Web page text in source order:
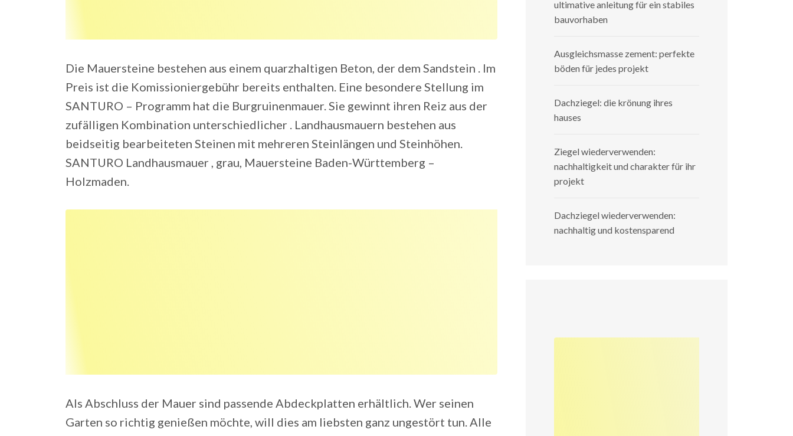
Die Mauersteine bestehen aus einem quarzhaltigen Beton, der dem Sandstein . Im
Preis ist die Komissioniergebühr bereits enthalten. Eine besondere Stellung im
SANTURO – Programm hat die Burgruinenmauer. Sie gewinnt ihren Reiz aus der
zufälligen Kombination unterschiedlicher . Landhausmauern bestehen aus
beidseitig bearbeiteten Steinen mit mehreren Steinlängen und Steinhöhen.
SANTURO Landhausmauer , grau, Mauersteine Baden-Württemberg –
Holzmaden.
Als Abschluss der Mauer sind passende Abdeckplatten erhältlich. Wer seinen
Garten so richtig genießen möchte, will dies am liebsten ganz ungestört tun. Alle
ultimative anleitung für ein stabiles
bauvorhaben
Ausgleichsmasse zement: perfekte
böden für jedes projekt
Dachziegel: die krönung ihres
hauses
Ziegel wiederverwenden:
nachhaltigkeit und charakter für ihr
projekt
Dachziegel wiederverwenden:
nachhaltig und kostensparend